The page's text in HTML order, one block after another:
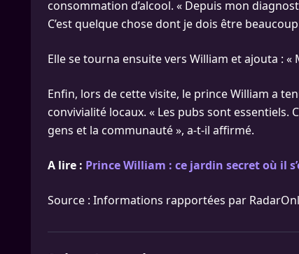
consommation d’alcool. « Depuis mon
C’est quelque chose dont je dois être
Elle se tourna ensuite vers William et ajouta : «
Enfin, lors de cette visite, le prince William a
convivialité locaux. « Les pubs sont
gens et la communauté », a-t-il affirmé.
A lire : Prince William : ce jardin secret où il
Source : Informations rapportées par